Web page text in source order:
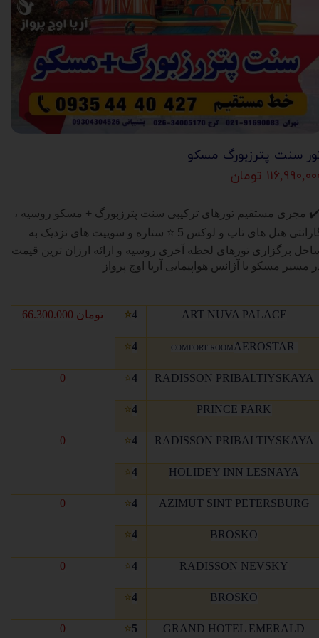
سنت پترزبورگ مسکو
تومان
مجری مستقیم تورهای ترکیبی سنت پترزبورگ + مسکو روسیه ،
هتل های تاپ و لوکس 5
⭐ ستاره و سوییت های نزدیک به
برگزاری تورهای لحظه آخری روسیه و ارائه ارزان ترین قیمت
مسیر مسکو با آژانس هواپیمایی آریا اوج پرواز
ART NUVA PALACE
4
⭐ 66.300.000 تومان
AEROSTAR
COMFORT ROOM
4
⭐
RADISSON PRIBALTIYSKAYA
4
⭐
0
PRINCE PARK
4
⭐
RADISSON PRIBALTIYSKAYA
4
⭐
0
HOLIDEY INN LESNAYA
4
⭐
AZIMUT SINT PETERSBURG
4
⭐
0
BROSKO
4
⭐
RADISSON NEVSKY
4
⭐
0
BROSKO
4
⭐
GRAND HOTEL EMERALD
5
⭐
0